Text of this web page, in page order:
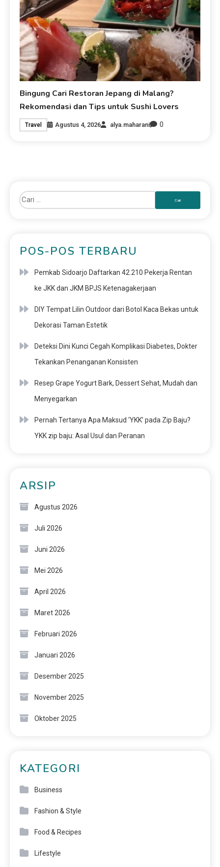
Bingung Cari Restoran Jepang di Malang?
Rekomendasi dan Tips untuk Sushi Lovers
Travel Agustus 4, 2026 alya.maharani 0
POS-POS TERBARU
Pemkab Sidoarjo Daftarkan 42.210 Pekerja Rentan
ke JKK dan JKM BPJS Ketenagakerjaan
DIY Tempat Lilin Outdoor dari Botol Kaca Bekas untuk
Dekorasi Taman Estetik
Deteksi Dini Kunci Cegah Komplikasi Diabetes, Dokter
Tekankan Penanganan Konsisten
Resep Grape Yogurt Bark, Dessert Sehat, Mudah dan
Menyegarkan
Pernah Tertanya Apa Maksud ‘YKK’ pada Zip Baju?
YKK zip baju: Asal Usul dan Peranan
ARSIP
Agustus 2026
Juli 2026
Juni 2026
Mei 2026
April 2026
Maret 2026
Februari 2026
Januari 2026
Desember 2025
November 2025
Oktober 2025
KATEGORI
Business
Fashion & Style
Food & Recipes
Lifestyle